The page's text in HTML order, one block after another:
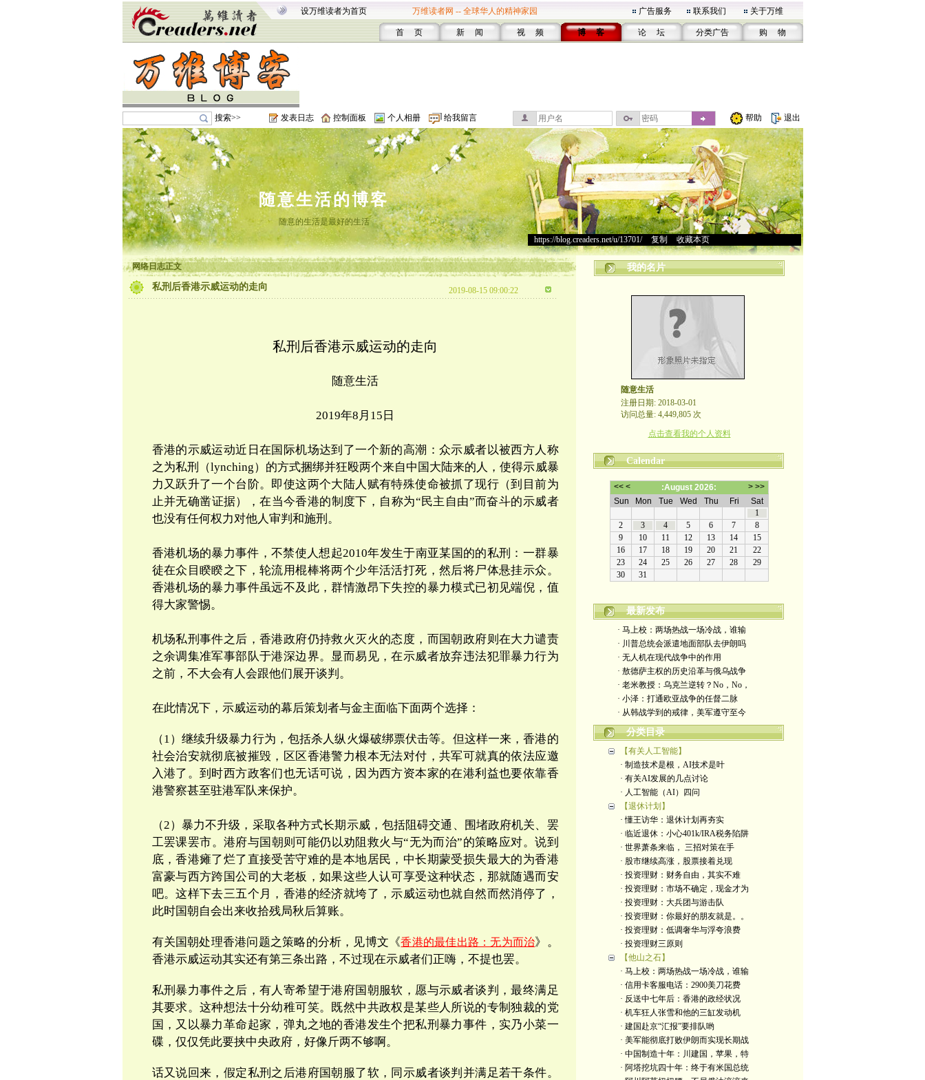
设万维读者为首页 万维读者网 -- 全球华人的精神家园 广告服务 联系我们 关于万维
首 页 新 闻 视 频 博 客 论 坛 分类广告 购 物
搜索>> 发表日志 控制面板 个人相册 给我留言 帮助 退出
随意生活的博客
随意的生活是最好的生活
https://blog.creaders.net/u/13701/> 复制 收藏本页
网络日志正文
私刑后香港示威运动的走向 2019-08-15 09:00:22
私刑后香港示威运动的走向
随意生活
2019年8 月 15 日
香港的示威运动近日在国际机场达到了一个新的高潮：众示威者以被西方人称
之为私刑 （lynching）的方式捆绑并狂殴两个来自中国大陆来的人，使得示威暴
力又跃升了一个台阶。即使这两个大陆人赋有特殊使命被抓了现行（到目前为
止并无确凿证据），在当今香港的制度下，自称为“民主自由”而奋斗的示威者
也没有任何权力对他人审判和施刑。
香港机场的暴力事件，不禁使人想起2010年发生于南亚某国的的私刑：一群暴
徒在众目睽睽之下，轮流用棍棒将两个少年活活打死，然后将尸体悬挂示众。
香港机场的暴力事件虽远不及此，群情激昂下失控的暴力模式已初见端倪，值
得大家警惕。
机场私刑事件之后，香港政府仍持救火灭火的态度，而国朝政府则在大力谴责
之余调集准军事部队于港深边界。显而易见，在示威者放弃违法犯罪暴力行为
之前，不大会有人会跟他们展开谈判。
在此情况下，示威运动的幕后策划者与金主面临下面两个选择：
（1）继续升级暴力行为，包括杀人纵火爆破绑票伏击等。但这样一来，香港的
社会治安就彻底被摧毁，区区香港警力根本无法对付，共军可就真的依法应邀
入港了。到时西方政客们也无话可说，因为西方资本家的在港利益也要依靠香
港警察甚至驻港军队来保护。
（2）暴力不升级，采取各种方式长期示威，包括阻碍交通、围堵政府机关、罢
工罢课罢市。港府与国朝则可能仍以劝阻救火与“无为而治”的策略应对。说到
底，香港瘫了烂了直接受苦守难的是本地居民，中长期蒙受损失最大的为香港
富豪与西方跨国公司的大老板，如果这些人认可享受这种状态，那就随遇而安
吧。这样下去三五个月，香港的经济就垮了，示威运动也就自然而然消停了，
此时国朝自会出来收拾残局秋后算账。
有关国朝处理香港问题之策略的分析，见博文《香港的最佳出路：无为而治》。
香港示威运动其实还有第三条出路，不过现在示威者们正嗨，不提也罢。
私刑暴力事件之后，有人寄希望于港府国朝服软，愿与示威者谈判，最终满足
其要求。这种想法十分幼稚可笑。既然中共政权是某些人所说的专制独裁的党
国，又以暴力革命起家，弹丸之地的香港发生个把私刑暴力事件，实乃小菜一
碟， 仅仅凭此要挟中央政府，好像斤两不够啊。
话又说回来，假定私刑之后港府国朝服了软，同示威者谈判并满足若干条件。
我的名片
随意生活
注册日期: 2018-03-01
访问总量: 4,449,805 次
点击查看我的个人资料
Calendar
最新发布
· 马上校：两场热战一场冷战，谁输
· 川普总统会派遣地面部队去伊朗吗
· 无人机在现代战争中的作用
· 敖德萨主权的历史沿革与俄乌战争
· 老米教授：乌克兰逆转？No，No，
· 小泽：打通欧亚战争的任督二脉
· 从韩战学到的戒律，美军遵守至今
分类目录
【有关人工智能】
· 制造技术是根，AI技术是叶
· 有关AI发展的几点讨论
· 人工智能（AI）四问
【退休计划】
· 懂王访华：退休计划再夯实
· 临近退休：小心401k/IRA税务陷阱
· 世界萧条来临， 三招对策在手
· 股市继续高涨，股票接着兑现
· 投资理财：财务自由，其实不难
· 投资理财：市场不确定，现金才为
· 投资理财：大兵团与游击队
· 投资理财：你最好的朋友就是。。
· 投资理财：低调奢华与浮夸浪费
· 投资理财三原则
【他山之石】
· 马上校：两场热战一场冷战，谁输
· 信用卡客服电话：2900美刀花费
· 反送中七年后：香港的政经状况
· 机车狂人张雪和他的三缸发动机
· 建国赴京“汇报”要排队哟
· 美军能彻底打败伊朗而实现长期战
· 中国制造十年：川建国，苹果，特
· 阿塔挖坑四十年：终于有米国总统